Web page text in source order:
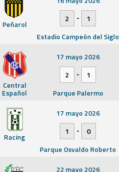
Peñarol
2
-
1
Estadio Campeón del Siglo
Central
Español
17 mayo 2026
2
-
1
Parque Palermo
Racing
17 mayo 2026
1
-
0
Parque Osvaldo Roberto
22 mayo 2026